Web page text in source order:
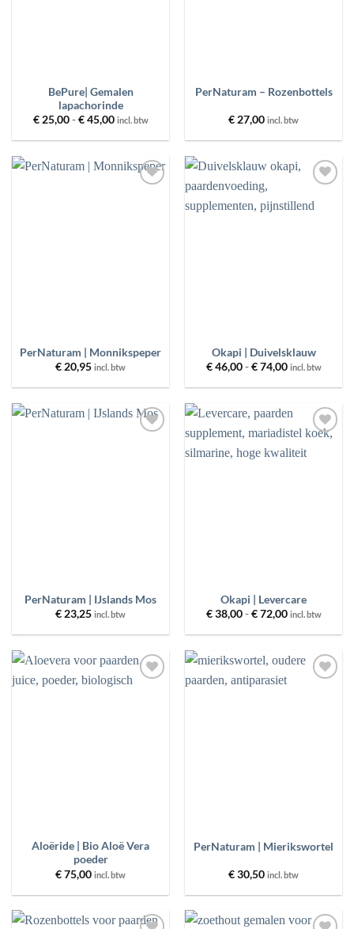
BePure| Gemalen
lapachorinde
€25,00 - €45,00Prijsklasse:
tot
incl. btw
PerNaturam – Rozenbottels
€ 27,00 incl. btw
PerNaturam | Monnikspeper
€ 20,95 incl. btw
aan
Okapi | Duivelsklauw
€46,00 - €74,00Prijsklasse:
tot
incl. btw
PerNaturam | IJslands Mos
€23,25 incl. btw
aan
Okapi | Levercare
€38,00 - €72,00Prijsklasse:
tot
incl. btw
Aloëride | Bio Aloë Vera
poeder
€75,00 incl. btw
PerNaturam | Mierikswortel
€30,50 incl. btw